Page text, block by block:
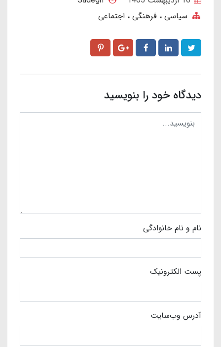
سیاسی ، فرهنگی ، اجتماعی
دیدگاه خود را بنویسید
نام و نام خانوادگی
پست الکترونیک
آدرس وب‌سایت